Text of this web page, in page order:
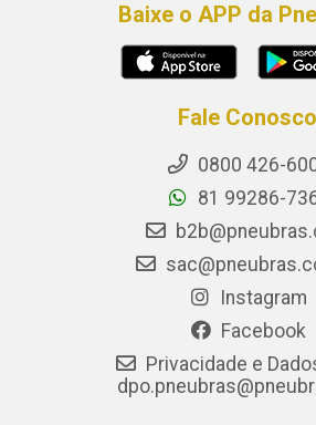
Baixe o APP da
Fale Conosco
0800 426-
81 99286-
Instagram
Facebook
Privacidade e